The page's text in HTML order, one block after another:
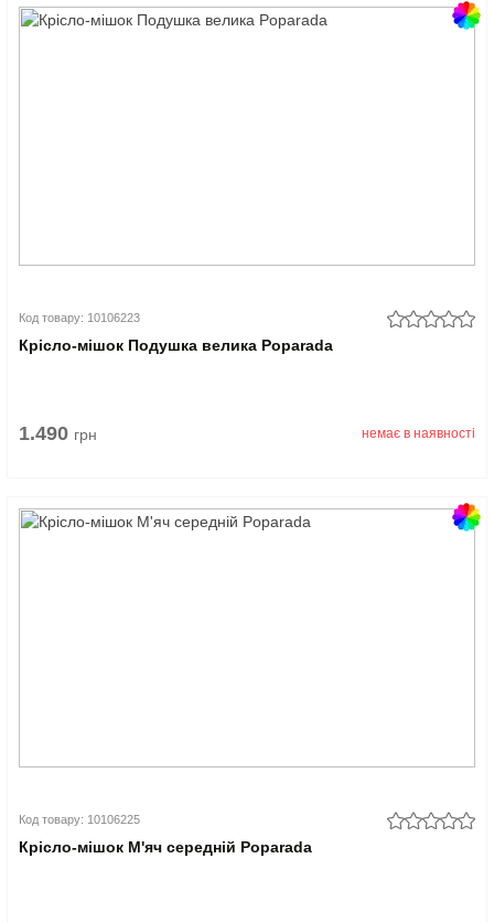
Код товару: 10106223
Крісло-мішок Подушка велика Poparada
1.490 грн немає в наявності
Код товару: 10106225
Крісло-мішок М'яч середній Poparada